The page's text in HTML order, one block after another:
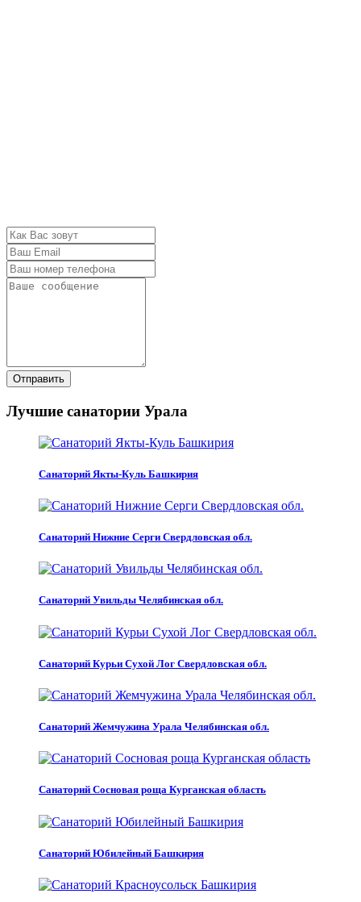
Отправить
Лучшие санатории Урала
Санаторий Якты-Куль Башкирия
Санаторий Нижние Серги Свердловская обл.
Санаторий Увильды Челябинская обл.
Санаторий Курьи Сухой Лог Свердловская обл.
Санаторий Жемчужина Урала Челябинская обл.
Санаторий Сосновая роща Курганская область
Санаторий Юбилейный Башкирия